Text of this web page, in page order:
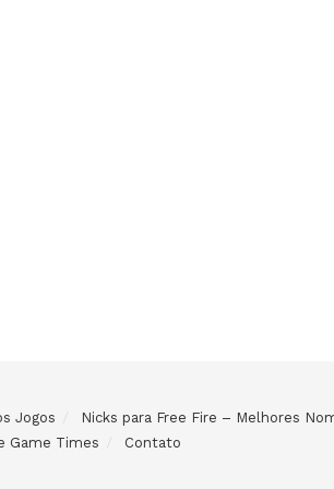
Jogos Nicks para Free Fire – Melhores
Game Times
Contato